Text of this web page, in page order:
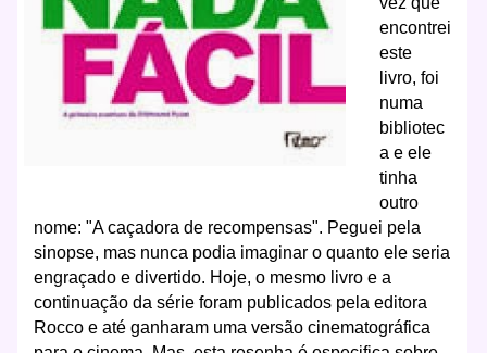
encontrei
este
livro, foi
numa
bibliotec
a e ele
tinha
outro
nome: "A caçadora de recompensas". Peguei pela
sinopse, mas nunca podia imaginar o quanto ele seria
engraçado e divertido. Hoje, o mesmo livro e a
continuação da série foram publicados pela editora
Rocco e até ganharam uma versão cinematográfica